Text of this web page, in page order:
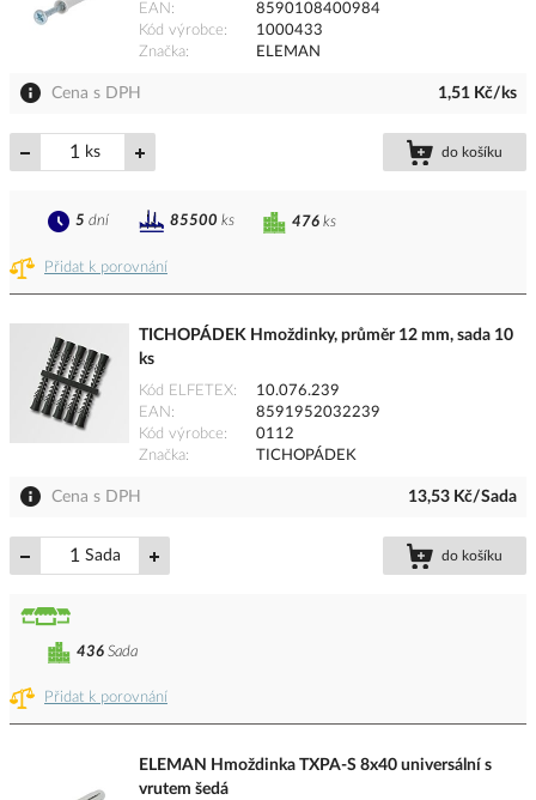
EAN
8590108400984
Kód výrobce
1000433
Značka
ELEMAN
Cena s DPH 1,51 Kč/ks
ks do košíku
Přidat k porovnání
476 ks
5 dní 85500 ks
TICHOPÁDEK Hmoždinky, průměr 12 mm, sada 10
ks
Kód ELFETEX
10.076.239
EAN
8591952032239
Kód výrobce
0112
Značka
TICHOPÁDEK
Cena s DPH 13,53 Kč/Sada
Sada do košíku
Přidat k porovnání
436 Sada
ELEMAN Hmoždinka TXPA-S 8x40 universální s
vrutem šedá